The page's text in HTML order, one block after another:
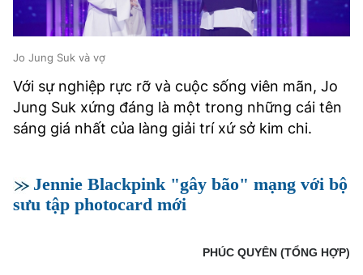
Jo Jung Suk và vợ
Với sự nghiệp rực rỡ và cuộc sống viên mãn, Jo
Jung Suk xứng đáng là một trong những cái tên
sáng giá nhất của làng giải trí xứ sở kim chi.
Jennie Blackpink "gây bão" mạng với bộ
sưu tập photocard mới
PHÚC QUYÊN (TỔNG HỢP)